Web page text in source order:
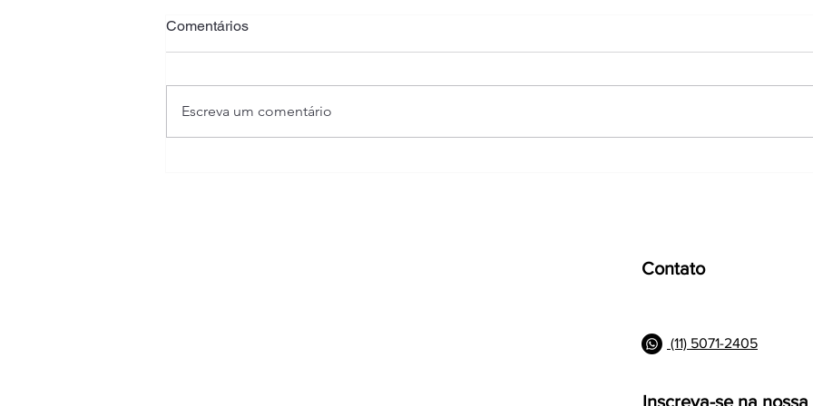
Comentários
Escreva um comentário
Contato
(11) 5071-2405
Inscreva-se na